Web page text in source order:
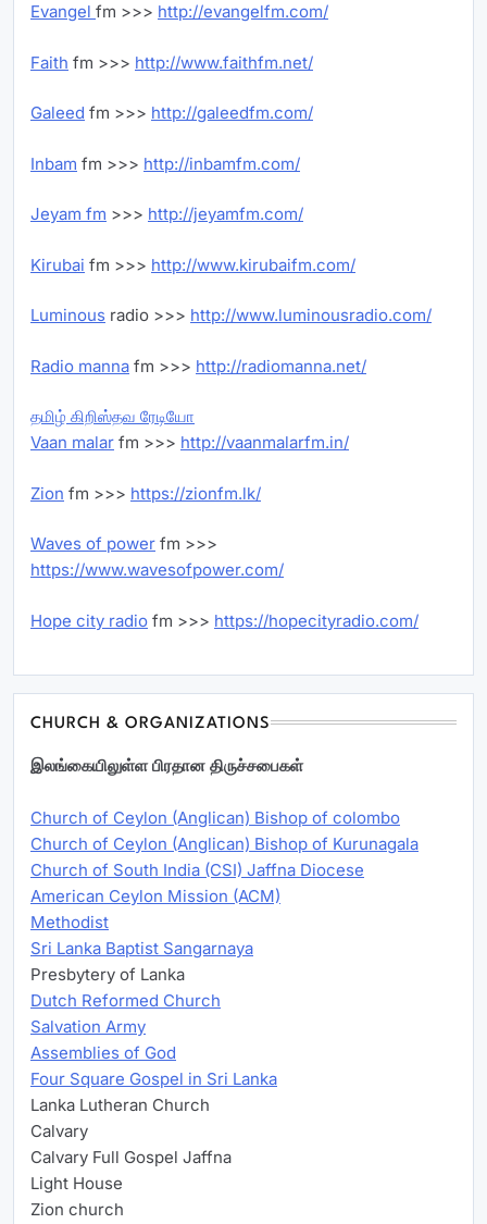
Evangel fm >>> http://evangelfm.com/
Faith fm >>> http://www.faithfm.net/
Galeed fm >>> http://galeedfm.com/
Inbam fm >>> http://inbamfm.com/
Jeyam fm >>> http://jeyamfm.com/
Kirubai fm >>> http://www.kirubaifm.com/
Luminous radio >>> http://www.luminousradio.com/
Radio manna fm >>> http://radiomanna.net/
தமிழ் கிறிஸ்தவ ரேடியோ
Vaan malar fm >>> http://vaanmalarfm.in/
Zion fm >>> https://zionfm.lk/
Waves of power fm >>>
https://www.wavesofpower.com/
Hope city radio fm >>> https://hopecityradio.com/
CHURCH & ORGANIZATIONS
இலங்கையிலுள்ள பிரதான திருச்சபைகள்
Church of Ceylon (Anglican) Bishop of colombo
Church of Ceylon (Anglican) Bishop of Kurunagala
Church of South India (CSI) Jaffna Diocese
American Ceylon Mission (ACM)
Methodist
Sri Lanka Baptist Sangarnaya
Presbytery of Lanka
Dutch Reformed Church
Salvation Army
Assemblies of God
Four Square Gospel in Sri Lanka
Lanka Lutheran Church
Calvary
Calvary Full Gospel Jaffna
Light House
Zion church